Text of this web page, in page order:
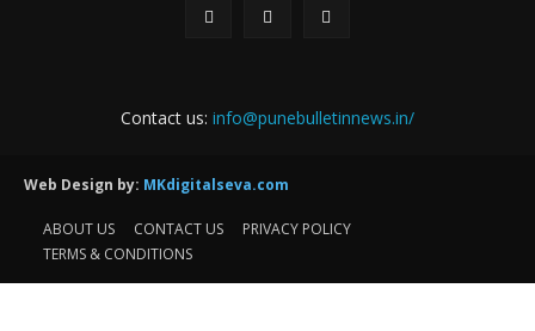
Contact us: info@punebulletinnews.in/
Web Design by: MKdigitalseva.com
ABOUT US CONTACT US
PRIVACY POLICY
TERMS & CONDITIONS